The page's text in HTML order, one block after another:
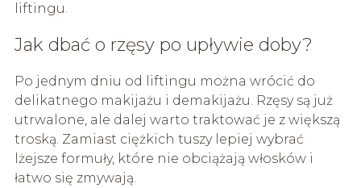
liftingu.
Jak dbać o rzęsy po upływie doby?
Po jednym dniu od liftingu można wrócić do
delikatnego makijażu i demakijażu. Rzęsy są już
utrwalone, ale dalej warto traktować je z większą
troską. Zamiast ciężkich tuszy lepiej wybrać
lżejsze formuły, które nie obciążają włosków i
łatwo się zmywają.